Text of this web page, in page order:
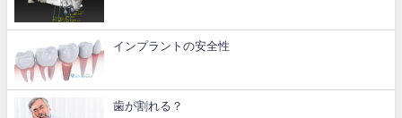
インプラントの安全性
歯が割れる？